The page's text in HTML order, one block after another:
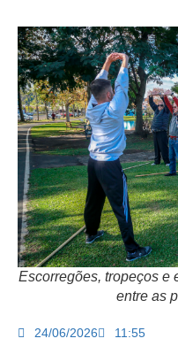
Escorregões, tropeços e
entre as
24/06/2026 11:55